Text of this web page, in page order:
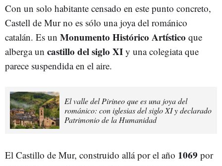
Con un solo habitante censado en este punto concreto,
Castell de Mur no es sólo una joya del románico
catalán. Es un Monumento Histórico Artístico que
alberga un castillo del siglo XI y una colegiata que
parece suspendida en el aire.
El valle del Pirineo que es una joya del
románico: con iglesias del siglo XI y declarado
Patrimonio de la Humanidad
El Castillo de Mur, construido allá por el año 1069 por